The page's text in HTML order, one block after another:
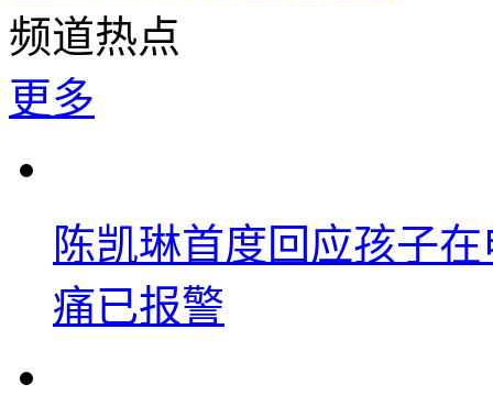
频道热点
更多
陈凯琳首度回应孩子
痛已报警